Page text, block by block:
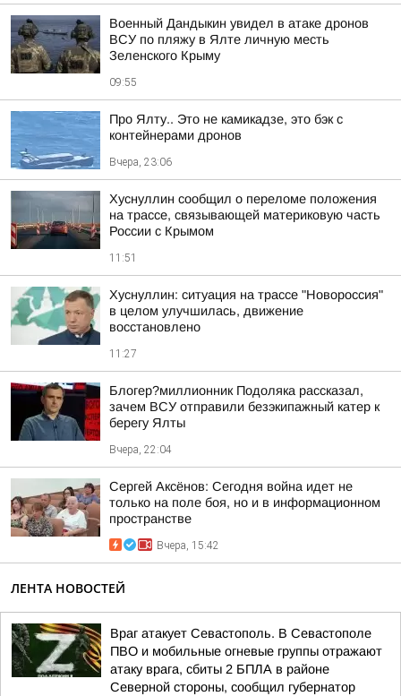
Военный Дандыкин увидел в атаке дронов
ВСУ по пляжу в Ялте личную месть
Зеленского Крыму
09:55
Про Ялту.. Это не камикадзе, это бэк с
контейнерами дронов
Вчера, 23:06
Хуснуллин сообщил о переломе положения
на трассе, связывающей материковую часть
России с Крымом
11:51
Хуснуллин: ситуация на трассе "Новороссия"
в целом улучшилась, движение
восстановлено
11:27
Блогер?миллионник Подоляка рассказал,
зачем ВСУ отправили безэкипажный катер к
берегу Ялты
Вчера, 22:04
Сергей Аксёнов: Сегодня война идет не
только на поле боя, но и в информационном
пространстве
Вчера, 15:42
ЛЕНТА НОВОСТЕЙ
Враг атакует Севастополь. В Севастополе
ПВО и мобильные огневые группы отражают
атаку врага, сбиты 2 БПЛА в районе
Северной стороны, сообщил губернатор